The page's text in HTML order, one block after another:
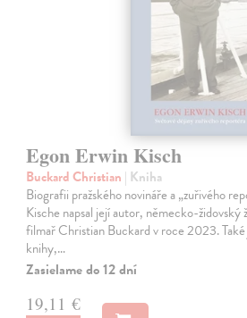
Egon Erwin Kisch
Buckard Christian | Kniha
Biografii pražského novináře a „zuřivého
Kische napsal její autor, německo-židovský
filmař Christian Buckard v roce 2023.
knihy,…
Zasielame do 12 dní
19,11 €